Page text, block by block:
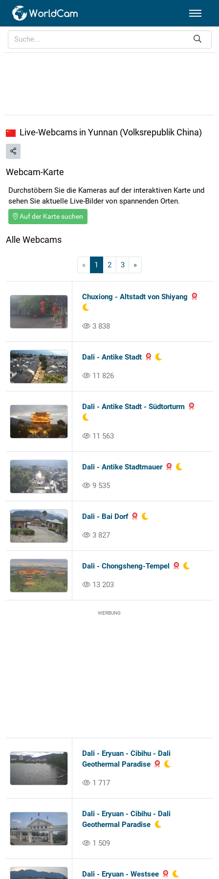
Live-Webcams in Yunnan (Volksrepublik China)
Webcam-Karte
Durchstöbern Sie die Kameras auf der interaktiven Karte und
sehen Sie aktuelle Live-Bilder von spannenden Orten.
Auf der Karte suchen
Alle Webcams
« 1 2 3 »
Chuxiong - Altstadt von Shiyang
3 838
Dali - Antike Stadt
11 826
Dali - Antike Stadt - Südtorturm
11 563
Dali - Antike Stadtmauer
9 535
Dali - Bai Dorf
3 827
Dali - Chongsheng-Tempel
13 203
WERBUNG
Dali - Eryuan - Cibihu - Dali
Geothermal Paradise
1 717
Dali - Eryuan - Cibihu - Dali
Geothermal Paradise
1 509
Dali - Eryuan - Westsee